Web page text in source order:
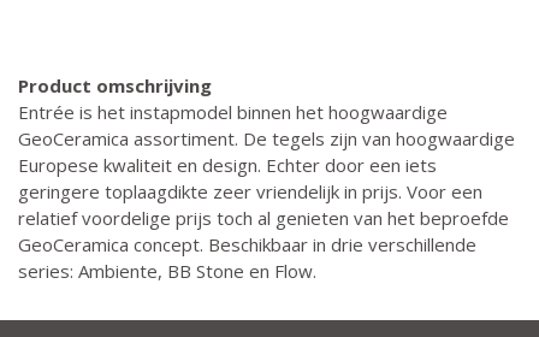
Product omschrijving
Entrée is het instapmodel binnen het hoogwaardige
GeoCeramica assortiment. De tegels zijn van hoogwaardige
Europese kwaliteit en design. Echter door een iets
geringere toplaagdikte zeer vriendelijk in prijs. Voor een
relatief voordelige prijs toch al genieten van het beproefde
GeoCeramica concept. Beschikbaar in drie verschillende
series: Ambiente, BB Stone en Flow.